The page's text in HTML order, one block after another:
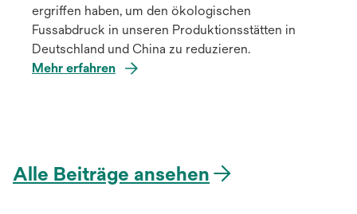
ergriffen haben, um den ökologischen
Fussabdruck in unseren Produktionsstätten in
Deutschland und China zu reduzieren.
Mehr erfahren
Alle Beiträge ansehen